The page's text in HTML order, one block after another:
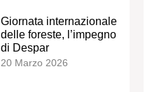
Giornata internazionale
delle foreste, l’impegno
di Despar
20 Marzo 2026